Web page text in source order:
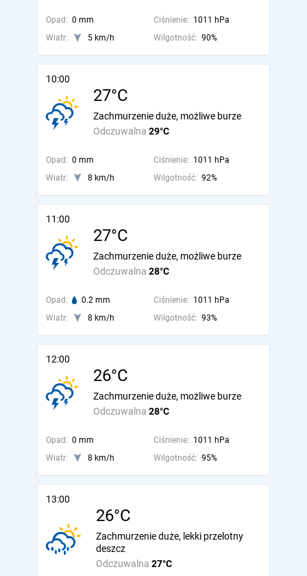
Opad: 0 mm Ciśnienie: 1011 hPa
Wiatr:
5 km/h Wilgotność: 90%
10:00
27°C
Odczuwalna 29°C
Zachmurzenie duże, możliwe burze
Opad: 0 mm Ciśnienie: 1011 hPa
Wiatr:
8 km/h Wilgotność: 92%
11:00
27°C
Odczuwalna 28°C
Zachmurzenie duże, możliwe burze
Opad: 0.2 mm Ciśnienie: 1011 hPa
Wiatr:
8 km/h Wilgotność: 93%
12:00
26°C
Odczuwalna 28°C
Zachmurzenie duże, możliwe burze
Opad: 0 mm Ciśnienie: 1011 hPa
Wiatr:
8 km/h Wilgotność: 95%
13:00
26°C
Odczuwalna 27°C
Zachmurzenie duże, lekki przelotny
deszcz